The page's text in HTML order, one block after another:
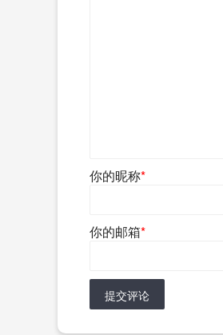
你的昵称*
你的邮箱*
提交评论